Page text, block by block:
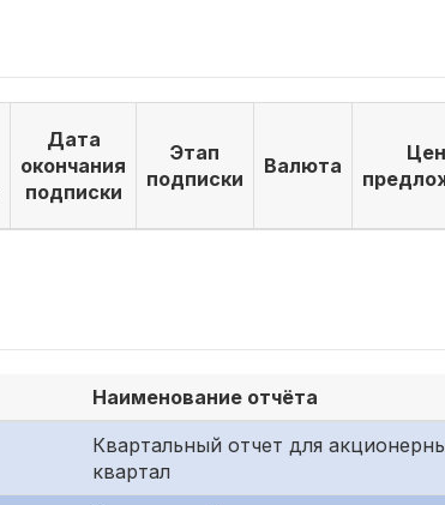
Дата
окончания
подписки
Этап
подписки
Валюта
Наименование отчёта
Квартальный отчет для
квартал